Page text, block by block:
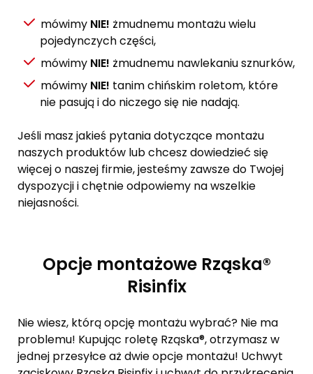
mówimy NIE! żmudnemu montażu wielu
pojedynczych części,
mówimy NIE! żmudnemu nawlekaniu sznurków,
mówimy NIE! tanim chińskim roletom, które
nie pasują i do niczego się nie nadają.
Jeśli masz jakieś pytania dotyczące montażu
naszych produktów lub chcesz dowiedzieć się
więcej o naszej firmie, jesteśmy zawsze do Twojej
dyspozycji i chętnie odpowiemy na wszelkie
niejasności.
Opcje montażowe Rząska®
Risinfix
Nie wiesz, którą opcję montażu wybrać? Nie ma
problemu! Kupując roletę Rząska®, otrzymasz w
jednej przesyłce aż dwie opcje montażu! Uchwyt